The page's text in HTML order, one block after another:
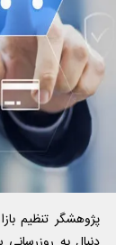
پژوهشگر تنظیم‌